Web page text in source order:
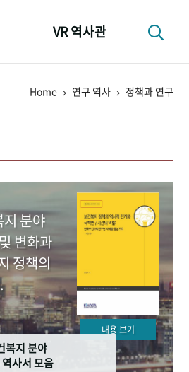
VR 역사관
Home 연구 역사 정책과 연구
분야
변화과
정책의
내용 보기
복지 분야
사서 모음